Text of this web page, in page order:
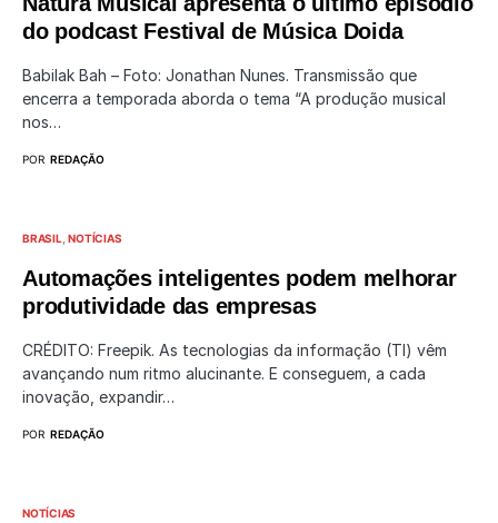
do podcast Festival de Música Doida
Babilak Bah – Foto: Jonathan Nunes. Transmissão que
encerra a temporada aborda o tema “A produção musical
nos…
POR REDAÇÃO
BRASIL NOTÍCIAS
Automações inteligentes podem melhorar
produtividade das empresas
CRÉDITO: Freepik. As tecnologias da informação (TI) vêm
avançando num ritmo alucinante. E conseguem, a cada
inovação, expandir…
POR REDAÇÃO
NOTÍCIAS